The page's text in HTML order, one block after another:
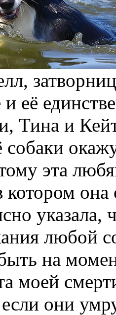
и её
Тина и
собаки
эта
котором
указала,
любой
на
моей
они